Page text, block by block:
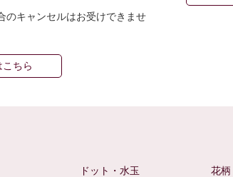
キャンセルはお受けできませ
ちら
ドット・水玉
花柄